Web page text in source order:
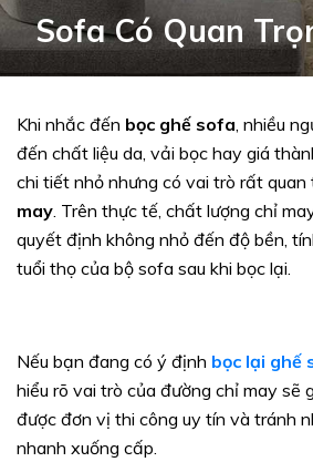
Sofa Có Quan
Khi nhắc đến bọc ghế sofa, nhiều
đến chất liệu da, vải bọc hay giá
chi tiết nhỏ nhưng có vai trò rất quan
may. Trên thực tế, chất lượng chỉ
quyết định không nhỏ đến độ bền,
tuổi thọ của bộ sofa sau khi bọc lại.
Nếu bạn đang có ý định bọc lại ghế
hiểu rõ vai trò của đường chỉ may sẽ
được đơn vị thi công uy tín và tránh
nhanh xuống cấp.